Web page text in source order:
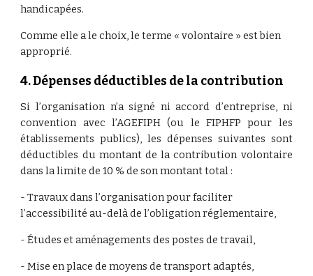
handicapées.
Comme elle a le choix, le terme « volontaire » est bien
approprié.
4. Dépenses déductibles de la contribution
Si l’organisation n’a signé ni accord d’entreprise, ni
convention avec l’AGEFIPH (ou le FIPHFP pour les
établissements publics), les dépenses suivantes sont
déductibles du montant de la contribution volontaire
dans la limite de 10 % de son montant total :
- Travaux dans l’organisation pour faciliter
l’accessibilité au-delà de l’obligation réglementaire,
- Études et aménagements des postes de travail,
- Mise en place de moyens de transport adaptés,